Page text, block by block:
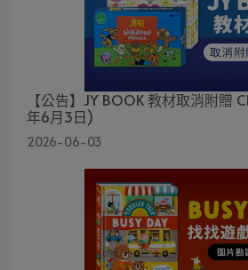
【公告】JY BOOK 教材取消附贈
年6月3日)
2026-06-03